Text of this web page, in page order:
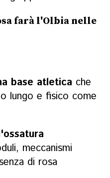
farà l'Olbia nelle
base atletica che
lungo e fisico come
meccanismi
di rosa